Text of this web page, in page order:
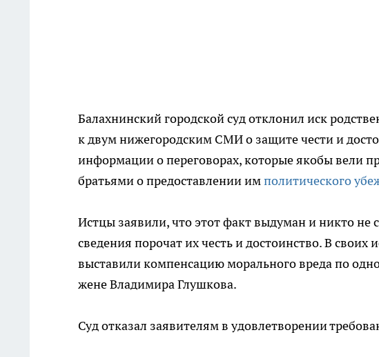
Балахнинский городской суд отклонил иск
к двум нижегородским СМИ о защите чести и
информации о переговорах, которые якобы вели
братьями о предоставлении имполитического
Истцы заявили, что этот факт выдуман и никто не
сведения порочат их честь и достоинство. В
выставили компенсацию морального вреда по
жене Владимира Глушкова.
Суд отказал заявителям в удовлетворении